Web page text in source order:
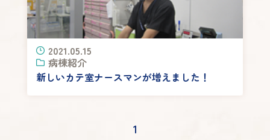
2021.05.15
病棟紹介
新しいカテ室ナースマンが増えました！
1